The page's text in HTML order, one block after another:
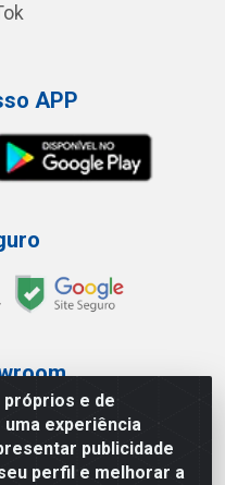
e de
experiência
publicidade
perfil e melhorar a
APP
0546
- São Paulo/SP